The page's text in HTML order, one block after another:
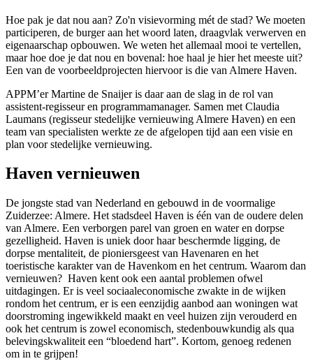
Hoe pak je dat nou aan? Zo'n visievorming mét de stad? We moeten
participeren, de burger aan het woord laten, draagvlak verwerven en
eigenaarschap opbouwen. We weten het allemaal mooi te vertellen,
maar hoe doe je dat nou en bovenal: hoe haal je hier het meeste uit?
Een van de voorbeeldprojecten hiervoor is die van Almere Haven.
APPM’er Martine de Snaijer is daar aan de slag in de rol van
assistent-regisseur en programmamanager. Samen met Claudia
Laumans (regisseur stedelijke vernieuwing Almere Haven) en een
team van specialisten werkte ze de afgelopen tijd aan een visie en
plan voor stedelijke vernieuwing.
Haven vernieuwen
De jongste stad van Nederland en gebouwd in de voormalige
Zuiderzee: Almere. Het stadsdeel Haven is één van de oudere delen
van Almere. Een verborgen parel van groen en water en dorpse
gezelligheid. Haven is uniek door haar beschermde ligging, de
dorpse mentaliteit, de pioniersgeest van Havenaren en het
toeristische karakter van de Havenkom en het centrum. Waarom dan
vernieuwen? Haven kent ook een aantal problemen ofwel
uitdagingen. Er is veel sociaaleconomische zwakte in de wijken
rondom het centrum, er is een eenzijdig aanbod aan woningen wat
doorstroming ingewikkeld maakt en veel huizen zijn verouderd en
ook het centrum is zowel economisch, stedenbouwkundig als qua
belevingskwaliteit een “bloedend hart”. Kortom, genoeg redenen
om in te grijpen!